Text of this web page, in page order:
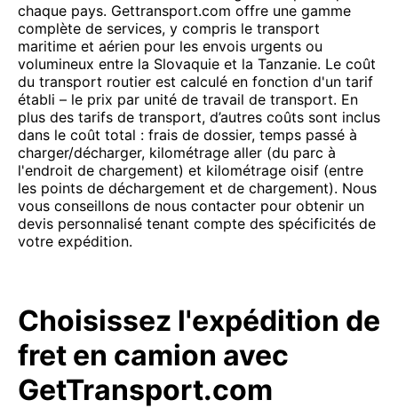
chaque pays. Gettransport.com offre une gamme
complète de services, y compris le transport
maritime et aérien pour les envois urgents ou
volumineux entre la Slovaquie et la Tanzanie. Le coût
du transport routier est calculé en fonction d'un tarif
établi – le prix par unité de travail de transport. En
plus des tarifs de transport, d’autres coûts sont inclus
dans le coût total : frais de dossier, temps passé à
charger/décharger, kilométrage aller (du parc à
l'endroit de chargement) et kilométrage oisif (entre
les points de déchargement et de chargement). Nous
vous conseillons de nous contacter pour obtenir un
devis personnalisé tenant compte des spécificités de
votre expédition.
Choisissez l'expédition de
fret en camion avec
GetTransport.com